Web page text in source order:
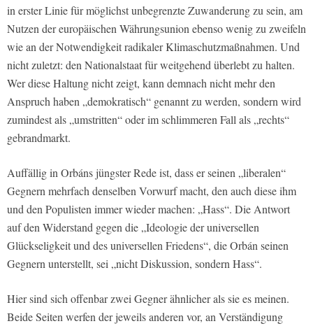
in erster Linie für möglichst unbegrenzte Zuwanderung zu sein, am
Nutzen der europäischen Währungsunion ebenso wenig zu zweifeln
wie an der Notwendigkeit radikaler Klimaschutzmaßnahmen. Und
nicht zuletzt: den Nationalstaat für weitgehend überlebt zu halten.
Wer diese Haltung nicht zeigt, kann demnach nicht mehr den
Anspruch haben „demokratisch“ genannt zu werden, sondern wird
zumindest als „umstritten“ oder im schlimmeren Fall als „rechts“
gebrandmarkt.
Auffällig in Orbáns jüngster Rede ist, dass er seinen „liberalen“
Gegnern mehrfach denselben Vorwurf macht, den auch diese ihm
und den Populisten immer wieder machen: „Hass“. Die Antwort
auf den Widerstand gegen die „Ideologie der universellen
Glückseligkeit und des universellen Friedens“, die Orbán seinen
Gegnern unterstellt, sei „nicht Diskussion, sondern Hass“.
Hier sind sich offenbar zwei Gegner ähnlicher als sie es meinen.
Beide Seiten werfen der jeweils anderen vor, an Verständigung